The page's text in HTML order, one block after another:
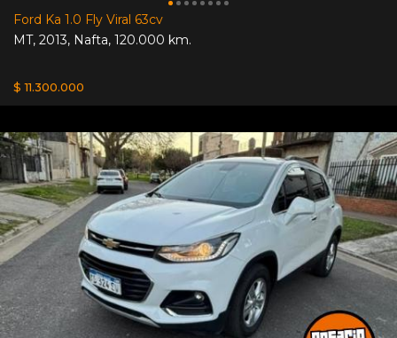
Ford Ka 1.0 Fly Viral 63cv
MT, 2013, Nafta, 120.000 km.
$ 11.300.000